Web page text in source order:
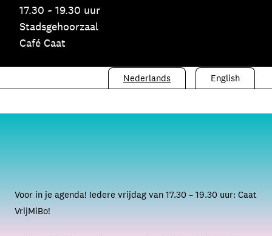
17.30 ~ 19.30 uur
Stadsgehoorzaal
Café Caat
Nederlands English
Voor in je agenda! Iedere vrijdag van 17.30 – 19.30 uur: Caat
VrijMiBo!